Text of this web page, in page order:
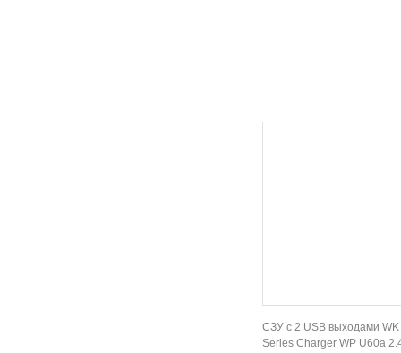
СЗУ с 2 USB выходами
Series Charger WP U60a